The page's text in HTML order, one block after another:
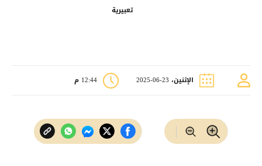
تعبيرية
الإثنين، 23-06-2025 12:44 م